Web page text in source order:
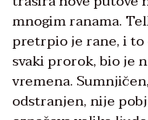
mnogim ranama.
pretrpio je rane, i to
svaki prorok, bio je
vremena.
odstranjen, nije